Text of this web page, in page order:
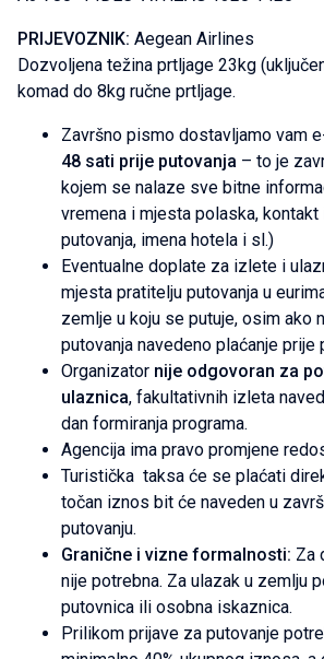
PRIJEVOZNIK: Aegean Airlines
Dozvoljena težina prtljage 23kg
komad do 8kg ručne prtljage.
Završno pismo dostavljamo vam
48 sati prije putovanja – to je
kojem se nalaze sve bitne
vremena i mjesta polaska,
putovanja, imena hotela i sl.)
Eventualne doplate za izlete i
mjesta pratitelju putovanja u
zemlje u koju se putuje, osim ako
putovanja navedeno plaćanje prije
Organizator nije odgovoran za
ulaznica, fakultativnih izleta
dan formiranja programa.
Agencija ima pravo promjene
Turistička taksa će se plaćati
točan iznos bit će naveden u
putovanju.
Granične i vizne formalnosti: Za
nije potrebna. Za ulazak u zemlju
putovnica ili osobna iskaznica.
Prilikom prijave za putovanje